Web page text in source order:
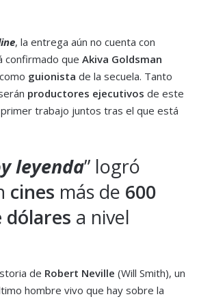
, la entrega aún no cuenta con
confirmado que Akiva Goldsman
guionista de la secuela. Tanto
productores ejecutivos de este
trabajo juntos tras el que está
leyenda” logró
cines más de 600
dólares a nivel
de Robert Neville (Will Smith), un
hombre vivo que hay sobre la